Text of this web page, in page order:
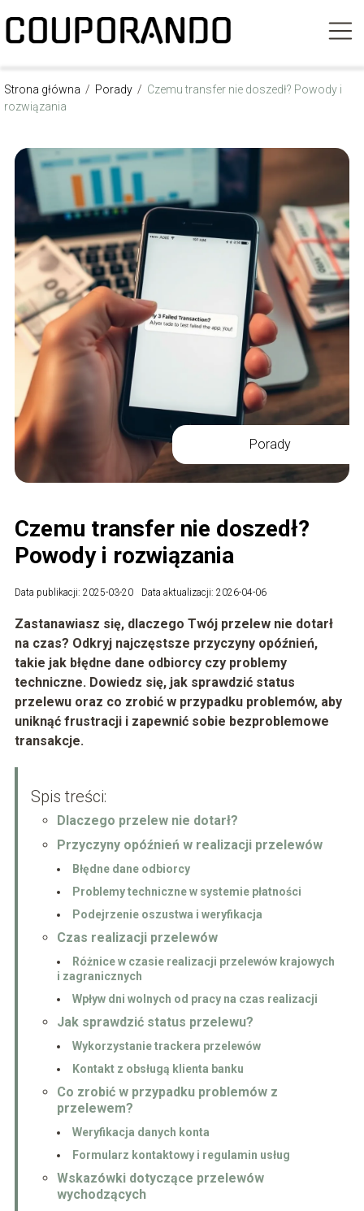
Strona główna / Porady / Czemu transfer nie doszedł? Powody i
rozwiązania
Porady
Czemu transfer nie doszedł?
Powody i rozwiązania
Data publikacji: 2025-03-20 Data aktualizacji: 2026-04-06
Zastanawiasz się, dlaczego Twój przelew nie dotarł
na czas? Odkryj najczęstsze przyczyny opóźnień,
takie jak błędne dane odbiorcy czy problemy
techniczne. Dowiedz się, jak sprawdzić status
przelewu oraz co zrobić w przypadku problemów, aby
uniknąć frustracji i zapewnić sobie bezproblemowe
transakcje.
Spis treści:
Dlaczego przelew nie dotarł?
Przyczyny opóźnień w realizacji przelewów
Błędne dane odbiorcy
Problemy techniczne w systemie płatności
Podejrzenie oszustwa i weryfikacja
Czas realizacji przelewów
Różnice w czasie realizacji przelewów krajowych
i zagranicznych
Wpływ dni wolnych od pracy na czas realizacji
Jak sprawdzić status przelewu?
Wykorzystanie trackera przelewów
Kontakt z obsługą klienta banku
Co zrobić w przypadku problemów z
przelewem?
Weryfikacja danych konta
Formularz kontaktowy i regulamin usług
Wskazówki dotyczące przelewów
wychodzących